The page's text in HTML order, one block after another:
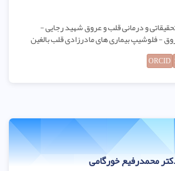
و درمانی قلب و عروق شهید رجایی -
- فلوشیپ بیماری های مادرزادی قلب بالغین
ORCID
محمدرفیع خورگامی